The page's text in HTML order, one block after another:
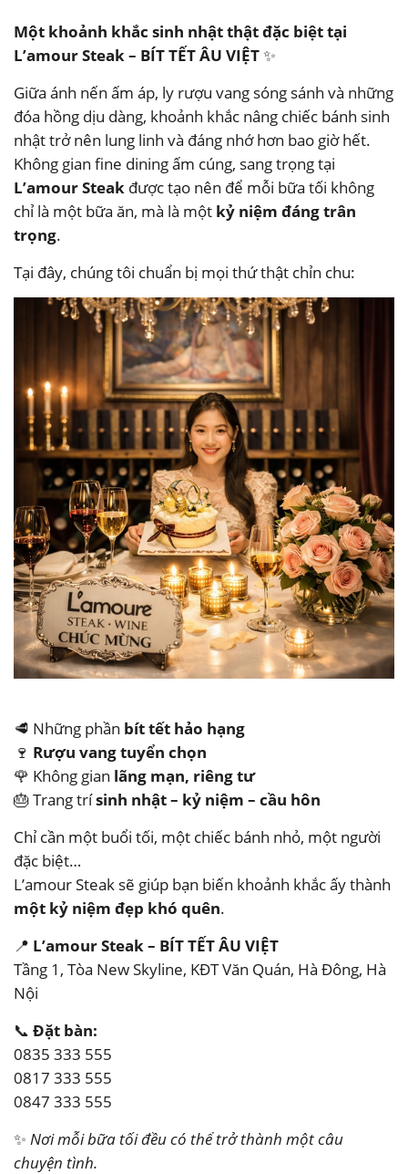
Một khoảnh khắc sinh nhật thật đặc biệt tại
L’amour Steak – BÍT TẾT ÂU VIỆT✨
Giữa ánh nến ấm áp, ly rượu vang sóng sánh và những
đóa hồng dịu dàng, khoảnh khắc nâng chiếc bánh sinh
nhật trở nên lung linh và đáng nhớ hơn bao giờ hết.
Không gian fine dining ấm cúng, sang trọng tại
L’amour Steak được tạo nên để mỗi bữa tối không
chỉ là một bữa ăn, mà là một kỷ niệm đáng trân
trọng.
Tại đây, chúng tôi chuẩn bị mọi thứ thật chỉn chu:
🥩 Những phần bít tết hảo hạng
🍷 Rượu vang tuyển chọn
🌹 Không gian lãng mạn, riêng tư
🎂 Trang trísinh nhật – kỷ niệm – cầu hôn
Chỉ cần một buổi tối, một chiếc bánh nhỏ, một người
đặc biệt…
L’amour Steak sẽ giúp bạn biến khoảnh khắc ấy thành
một kỷ niệm đẹp khó quên.
📍 L’amour Steak – BÍT TẾT ÂU VIỆT
Tầng 1, Tòa New Skyline, KĐT Văn Quán, Hà Đông, Hà
Nội
📞 Đặt bàn:
0835 333 555
0817 333 555
0847 333 555
✨ Nơi mỗi bữa tối đều có thể trở thành một câu
chuyện tình.